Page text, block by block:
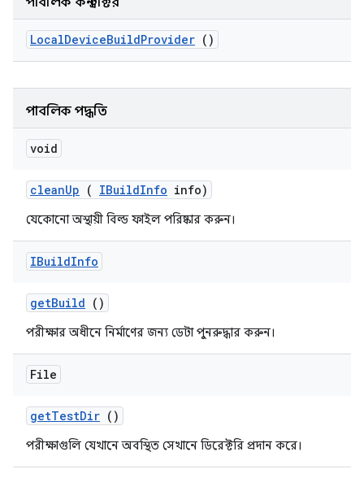
LocalDeviceBuildProvider ()
পাবলিক পদ্ধতি
void
cleanUp ( IBuildInfo info)
যেকোনো অস্থায়ী বিল্ড ফাইল পরিষ্কার করুন।
IBuildInfo
getBuild ()
পরীক্ষার অধীনে নির্মাণের জন্য ডেটা পুনরুদ্ধার করুন।
File
getTestDir ()
পরীক্ষাগুলি যেখানে অবস্থিত সেখানে ডিরেক্টরি প্রদান করে।